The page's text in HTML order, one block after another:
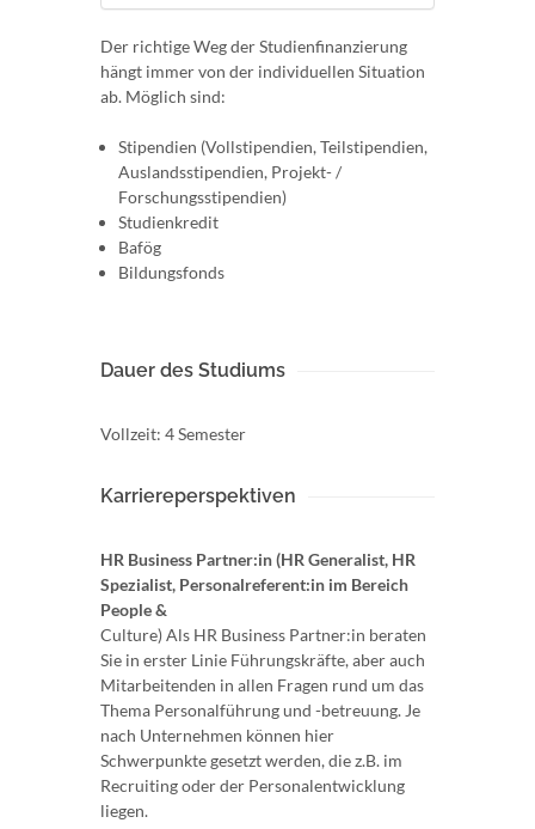
Der richtige Weg der Studienfinanzierung
hängt immer von der individuellen Situation
ab. Möglich sind:
Stipendien (Vollstipendien, Teilstipendien,
Auslandsstipendien, Projekt- /
Forschungsstipendien)
Studienkredit
Bafög
Bildungsfonds
Dauer des Studiums
Vollzeit: 4 Semester
Karriereperspektiven
HR Business Partner:in (HR Generalist, HR
Spezialist, Personalreferent:in im Bereich
People &
Culture) Als HR Business Partner:in beraten
Sie in erster Linie Führungskräfte, aber auch
Mitarbeitenden in allen Fragen rund um das
Thema Personalführung und -betreuung. Je
nach Unternehmen können hier
Schwerpunkte gesetzt werden, die z.B. im
Recruiting oder der Personalentwicklung
liegen.